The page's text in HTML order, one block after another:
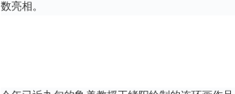
数亮相。